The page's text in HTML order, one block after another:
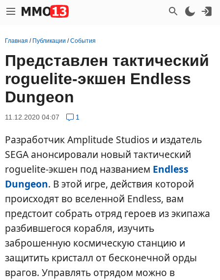
Главная / Публикации /События
Представлен тактический
roguelite-экшен Endless
Dungeon
11.12.2020 04:07 1
Разработчик Amplitude Studios и издатель
SEGA анонсировали новый тактический
roguelite-экшен под названием Endless
Dungeon. В этой игре, действия которой
происходят во вселенной Endless, вам
предстоит собрать отряд героев из экипажа
разбившегося корабля, изучить
заброшенную космическую станцию и
защитить кристалл от бесконечной орды
врагов. Управлять отрядом можно в